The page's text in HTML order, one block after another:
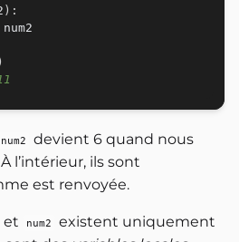
) :
num2
)
num2
devient 6 quand nous
l’intérieur, ils sont
est renvoyée.
et num2
existent uniquement